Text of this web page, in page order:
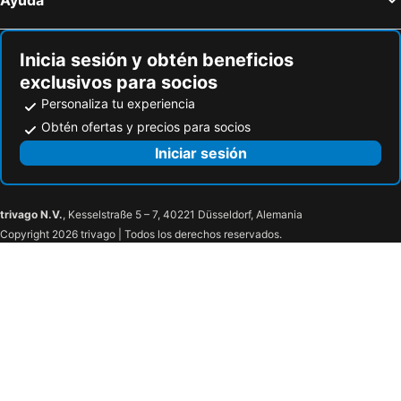
Kura Hulanda
Plaza Hotel Curacao
Punta West
Caquetio Lodge
Curacao Lodge
Perfect Vibes
Strand Luxury Condominiums
Amazonia - The Jungle Experience Resort
Inicia sesión y obtén beneficios
exclusivos para socios
Personaliza tu experiencia
Obtén ofertas y precios para socios
Iniciar sesión
trivago N.V., Kesselstraße 5 – 7, 40221 Düsseldorf, Alemania
Copyright 2026 trivago | Todos los derechos reservados.